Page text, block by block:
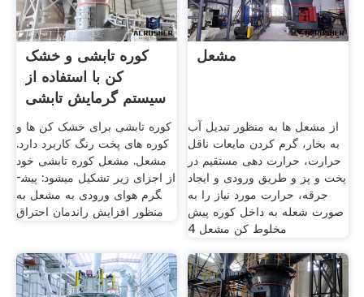
کوره تابشی و خشک
کن با استفاده از
سیستم گرمایش تابشی
کوره تابشی برای خشک کن ها و
کوره های پخت رنگ کاربرد دارد.
مشعل. مشعل کوره تابشی خود
از اجزای زیر تشکیل می­شود: پیش­
گرم هوای ورودی به مشعل به
منظور افزایش راندمان احتراق
مشعل
از مشعل ها به منظور تبدیل آب
به بخار، گرم کردن مایعات ناقل
حرارت، حرارت دهی مستقیم در
پخت و پز و طریق ورودی و ایجاد
جرقه، حرارت مورد نیاز را به
صورت شعله به داخل کوره پیش
مخلوط کن مشعل 4